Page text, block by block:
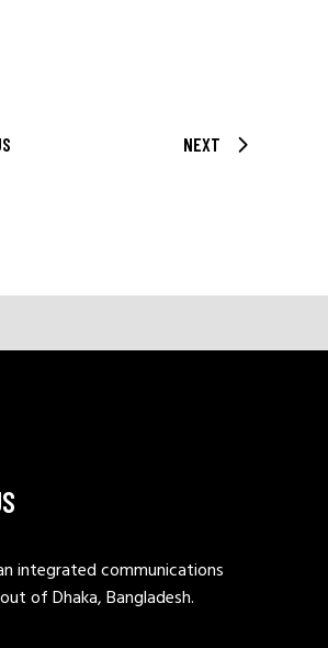
NEXT
integrated communications
of Dhaka, Bangladesh.